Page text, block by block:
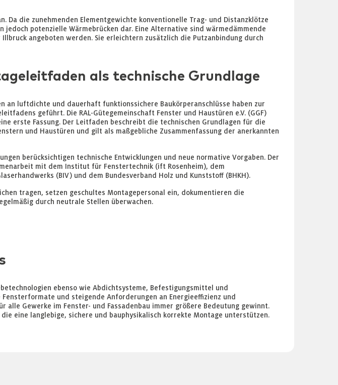
Da die zunehmenden Elementgewichte konventionelle Trag- und Distanzklötze
potenzielle Wärmebrücken dar. Eine Alternative sind wärmedämmende
angeboten werden. Sie erleichtern zusätzlich die Putzanbindung durch
als technische Grundlage
an luftdichte und dauerhaft funktionssichere Baukörperanschlüsse haben zur
geführt. Die RAL-Gütegemeinschaft Fenster und Haustüren e.V. (GGF)
erste Fassung. Der Leitfaden beschreibt die technischen Grundlagen für die
und Haustüren und gilt als maßgebliche Zusammenfassung der anerkannten
berücksichtigen technische Entwicklungen und neue normative Vorgaben. Der
mit dem Institut für Fenstertechnik (ift Rosenheim), dem
(BIV) und dem Bundesverband Holz und Kunststoff (BHKH).
tragen, setzen geschultes Montagepersonal ein, dokumentieren die
durch neutrale Stellen überwachen.
ebenso wie Abdichtsysteme, Befestigungsmittel und
und steigende Anforderungen an Energieeffizienz und
Gewerke im Fenster- und Fassadenbau immer größere Bedeutung gewinnt.
eine langlebige, sichere und bauphysikalisch korrekte Montage unterstützen.